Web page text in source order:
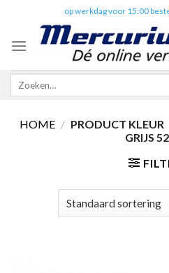
content
op werkdag voor 15:00
Zoeken
HOME / PRODUCT KLEUR
GRIJS